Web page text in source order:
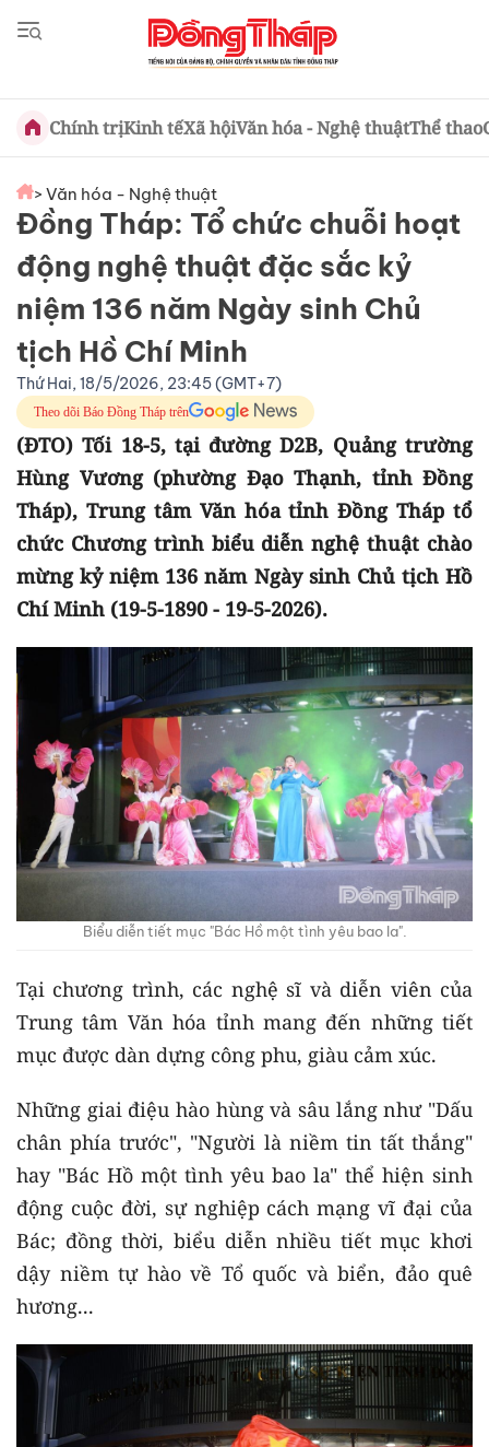
Chính trịKinh tếXã hộiVăn hóa - Nghệ thuậtThể thao
> Văn hóa - Nghệ thuật
Đồng Tháp: Tổ chức chuỗi hoạt
động nghệ thuật đặc sắc kỷ
niệm 136 năm Ngày sinh Chủ
tịch Hồ Chí Minh
Thứ Hai, 18/5/2026, 23:45 (GMT+7)
Theo dõi Báo Đồng Tháp trên
(ĐTO) Tối 18-5, tại đường D2B, Quảng trường
Hùng Vương (phường Đạo Thạnh, tỉnh Đồng
Tháp), Trung tâm Văn hóa tỉnh Đồng Tháp tổ
chức Chương trình biểu diễn nghệ thuật chào
mừng kỷ niệm 136 năm Ngày sinh Chủ tịch Hồ
Chí Minh (19-5-1890 - 19-5-2026).
Biểu diễn tiết mục "Bác Hồ một tình yêu bao la".
Tại chương trình, các nghệ sĩ và diễn viên của
Trung tâm Văn hóa tỉnh mang đến những tiết
mục được dàn dựng công phu, giàu cảm xúc.
Những giai điệu hào hùng và sâu lắng như "Dấu
chân phía trước", "Người là niềm tin tất thắng"
hay "Bác Hồ một tình yêu bao la" thể hiện sinh
động cuộc đời, sự nghiệp cách mạng vĩ đại của
Bác; đồng thời, biểu diễn nhiều tiết mục khơi
dậy niềm tự hào về Tổ quốc và biển, đảo quê
hương...